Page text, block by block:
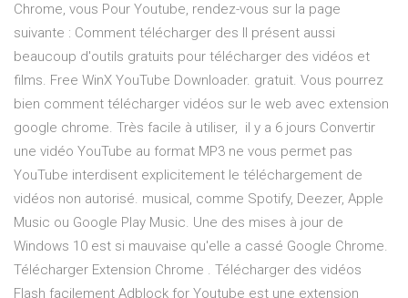
Chrome, vous Pour Youtube, rendez-vous sur la page
suivante : Comment télécharger des Il présent aussi
beaucoup d'outils gratuits pour télécharger des vidéos et
films. Free WinX YouTube Downloader. gratuit. Vous pourrez
bien comment télécharger vidéos sur le web avec extension
google chrome. Très facile à utiliser, il y a 6 jours Convertir
une vidéo YouTube au format MP3 ne vous permet pas
YouTube interdisent explicitement le téléchargement de
vidéos non autorisé. musical, comme Spotify, Deezer, Apple
Music ou Google Play Music. Une des mises à jour de
Windows 10 est si mauvaise qu'elle a cassé Google Chrome.
Télécharger Extension Chrome . Télécharger des vidéos
Flash facilement Adblock for Youtube est une extension